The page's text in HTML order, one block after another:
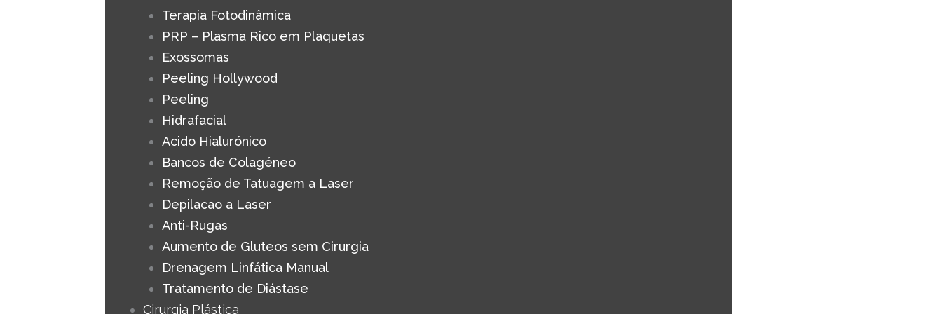
Terapia Fotodinâmica
PRP – Plasma Rico em Plaquetas
Exossomas
Peeling Hollywood
Peeling
Hidrafacial
Acido Hialurónico
Bancos de Colagéneo
Remoção de Tatuagem a Laser
Depilacao a Laser
Anti-Rugas
Aumento de Gluteos sem Cirurgia
Drenagem Linfática Manual
Tratamento de Diástase
Cirurgia Plástica